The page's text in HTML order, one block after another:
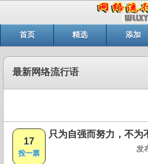
首页 精选 添加
最新网络流行语
17
投一票
只为自强而努力，不为
发